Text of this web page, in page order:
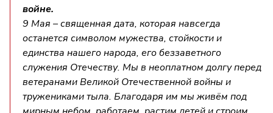
войне.
9 Мая – священная дата, которая навсегда
останется символом мужества, стойкости и
единства нашего народа, его беззаветного
служения Отечеству. Мы в неоплатном долгу перед
ветеранами Великой Отечественной войны и
тружениками тыла. Благодаря им мы живём под